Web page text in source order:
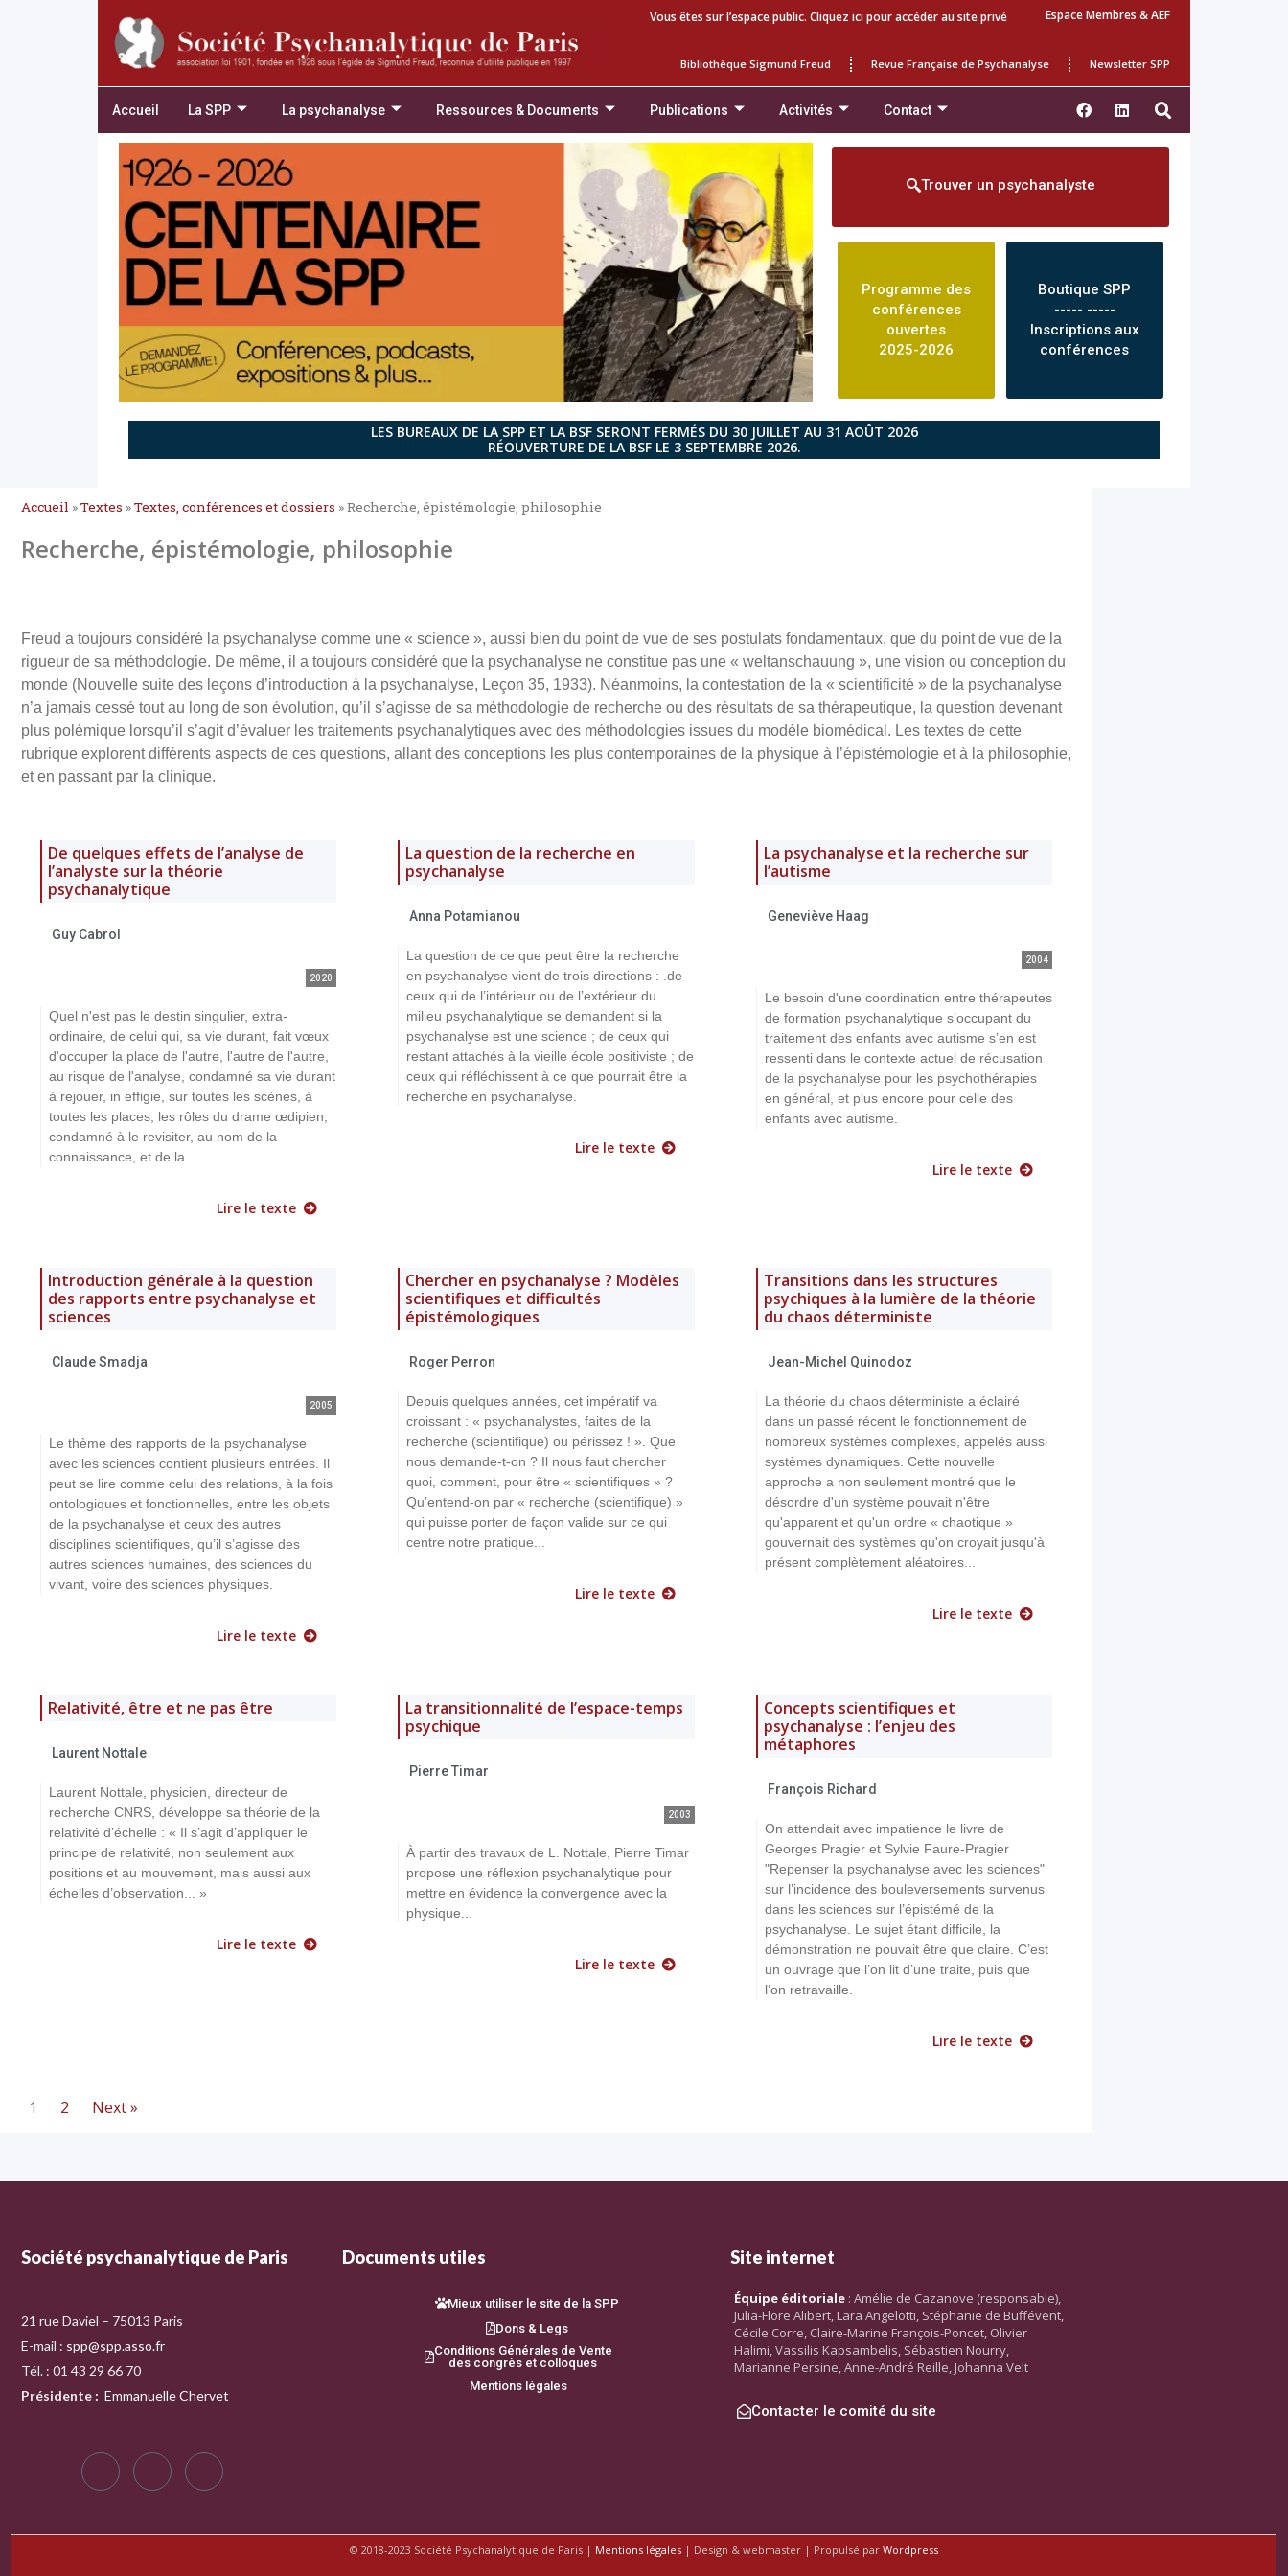
Vous êtes sur l’espace public. Cliquez ici pour accéder au site privé Espace Membres & AEF
Bibliothèque Sigmund Freud Revue Française de Psychanalyse Newsletter SPP
Accueil La SPP La psychanalyse Ressources & Documents Publications Activités Contact
Trouver un psychanalyste
Programme des
conférences
ouvertes
2025-2026
Boutique SPP
----- -----
Inscriptions aux
conférences
LES BUREAUX DE LA SPP ET LA BSF SERONT FERMÉS DU 30 JUILLET AU 31 AOÛT 2026
RÉOUVERTURE DE LA BSF LE 3 SEPTEMBRE 2026.
Accueil »Textes »Textes, conférences et dossiers »Recherche, épistémologie, philosophie
Recherche, épistémologie, philosophie
Freud a toujours considéré la psychanalyse comme une « science », aussi bien du point de vue de ses postulats fondamentaux, que du point de vue de la
rigueur de sa méthodologie. De même, il a toujours considéré que la psychanalyse ne constitue pas une « weltanschauung », une vision ou conception du
monde (Nouvelle suite des leçons d’introduction à la psychanalyse, Leçon 35, 1933). Néanmoins, la contestation de la « scientificité » de la psychanalyse
n’a jamais cessé tout au long de son évolution, qu’il s’agisse de sa méthodologie de recherche ou des résultats de sa thérapeutique, la question devenant
plus polémique lorsqu’il s’agit d’évaluer les traitements psychanalytiques avec des méthodologies issues du modèle biomédical. Les textes de cette
rubrique explorent différents aspects de ces questions, allant des conceptions les plus contemporaines de la physique à l’épistémologie et à la philosophie,
et en passant par la clinique.
De quelques effets de l’analyse de
l’analyste sur la théorie
psychanalytique
Guy Cabrol
2020
Quel n'est pas le destin singulier, extra-
ordinaire, de celui qui, sa vie durant, fait vœux
d'occuper la place de l'autre, l'autre de l'autre,
au risque de l'analyse, condamné sa vie durant
à rejouer, in effigie, sur toutes les scènes, à
toutes les places, les rôles du drame œdipien,
condamné à le revisiter, au nom de la
connaissance, et de la...
Lire le texte
La question de la recherche en
psychanalyse
Anna Potamianou
La question de ce que peut être la recherche
en psychanalyse vient de trois directions : .de
ceux qui de l’intérieur ou de l’extérieur du
milieu psychanalytique se demandent si la
psychanalyse est une science ; de ceux qui
restant attachés à la vieille école positiviste ; de
ceux qui réfléchissent à ce que pourrait être la
recherche en psychanalyse.
Lire le texte
La psychanalyse et la recherche sur
l’autisme
Geneviève Haag
2004
Le besoin d'une coordination entre thérapeutes
de formation psychanalytique s’occupant du
traitement des enfants avec autisme s’en est
ressenti dans le contexte actuel de récusation
de la psychanalyse pour les psychothérapies
en général, et plus encore pour celle des
enfants avec autisme.
Lire le texte
Introduction générale à la question
des rapports entre psychanalyse et
sciences
Claude Smadja
2005
Le thème des rapports de la psychanalyse
avec les sciences contient plusieurs entrées. Il
peut se lire comme celui des relations, à la fois
ontologiques et fonctionnelles, entre les objets
de la psychanalyse et ceux des autres
disciplines scientifiques, qu’il s’agisse des
autres sciences humaines, des sciences du
vivant, voire des sciences physiques.
Lire le texte
Chercher en psychanalyse ? Modèles
scientifiques et difficultés
épistémologiques
Roger Perron
Depuis quelques années, cet impératif va
croissant : « psychanalystes, faites de la
recherche (scientifique) ou périssez ! ». Que
nous demande-t-on ? Il nous faut chercher
quoi, comment, pour être « scientifiques » ?
Qu’entend-on par « recherche (scientifique) »
qui puisse porter de façon valide sur ce qui
centre notre pratique...
Lire le texte
Transitions dans les structures
psychiques à la lumière de la théorie
du chaos déterministe
Jean-Michel Quinodoz
La théorie du chaos déterministe a éclairé
dans un passé récent le fonctionnement de
nombreux systèmes complexes, appelés aussi
systèmes dynamiques. Cette nouvelle
approche a non seulement montré que le
désordre d'un système pouvait n'être
qu'apparent et qu'un ordre « chaotique »
gouvernait des systèmes qu'on croyait jusqu'à
présent complètement aléatoires...
Lire le texte
Relativité, être et ne pas être
Laurent Nottale
Laurent Nottale, physicien, directeur de
recherche CNRS, développe sa théorie de la
relativité d’échelle : « Il s’agit d’appliquer le
principe de relativité, non seulement aux
positions et au mouvement, mais aussi aux
échelles d’observation... »
Lire le texte
La transitionnalité de l’espace-temps
psychique
Pierre Timar
2003
À partir des travaux de L. Nottale, Pierre Timar
propose une réflexion psychanalytique pour
mettre en évidence la convergence avec la
physique...
Lire le texte
Concepts scientifiques et
psychanalyse : l’enjeu des
métaphores
François Richard
On attendait avec impatience le livre de
Georges Pragier et Sylvie Faure-Pragier
"Repenser la psychanalyse avec les sciences"
sur l’incidence des bouleversements survenus
dans les sciences sur l’épistémé de la
psychanalyse. Le sujet étant difficile, la
démonstration ne pouvait être que claire. C’est
un ouvrage que l’on lit d’une traite, puis que
l’on retravaille.
Lire le texte
1 2 Next »
Société psychanalytique de Paris
21 rue Daviel – 75013 Paris
E-mail : spp@spp.asso.fr
Tél. : 01 43 29 66 70
Présidente : Emmanuelle Chervet
Documents utiles
Mieux utiliser le site de la SPP
Dons & Legs
Conditions Générales de Vente
des congrès et colloques
Mentions légales
Site internet
Équipe éditoriale : Amélie de Cazanove (responsable),
Julia-Flore Alibert, Lara Angelotti, Stéphanie de Buffévent,
Cécile Corre, Claire-Marine François-Poncet, Olivier
Halimi, Vassilis Kapsambelis, Sébastien Nourry,
Marianne Persine, Anne-André Reille, Johanna Velt
Contacter le comité du site
© 2018-2023 Société Psychanalytique de Paris | Mentions légales | Design & webmaster | Propulsé par Wordpress